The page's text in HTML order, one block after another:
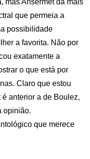
mas Ansermet dá mais
que permeia a
possibilidade
a favorita. Não por
exatamente a
o que está por
Claro que estou
anterior a de Boulez,
opinião.
que merece